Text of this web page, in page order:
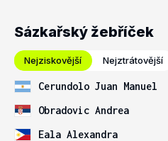
Sázkařský žebříček
Nejziskovější Nejztrátovější
Cerundolo Juan Manuel
Obradovic Andrea
Eala Alexandra